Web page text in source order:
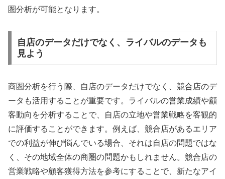
圏分析が可能となります。
自店のデータだけでなく、ライバルのデータも
見よう
商圏分析を行う際、自店のデータだけでなく、競合店のデ
ータも活用することが重要です。ライバルの営業成績や顧
客動向を分析することで、自店の立地や営業戦略を客観的
に評価することができます。例えば、競合店があるエリア
での利益が伸び悩んでいる場合、それは自店の問題ではな
く、その地域全体の商圏の問題かもしれません。競合店の
営業戦略や顧客獲得方法を参考にすることで、新たなアイ